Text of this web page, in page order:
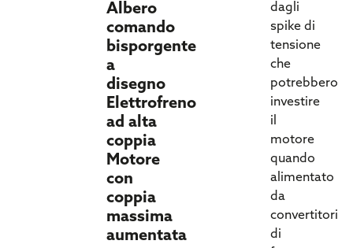
Albero
comando
bisporgente
a
disegno
Elettrofreno
ad alta
coppia
Motore
con
coppia
massima
aumentata
dagli
spike di
tensione
che
potrebbero
investire
il
motore
quando
alimentato
da
convertitori
di